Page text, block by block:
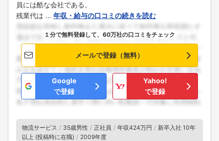
員には酷な会社である。
残業代は ... 年収・給与の口コミの続きを読む
１分で無料登録して、60万社の口コミをチェック
メールで登録（無料）
Google
で登録
Yahoo!
で登録
物流サービス 35歳男性 正社員 年収424万円
新卒入社 10年
以上 (投稿時に在職)
2009年度